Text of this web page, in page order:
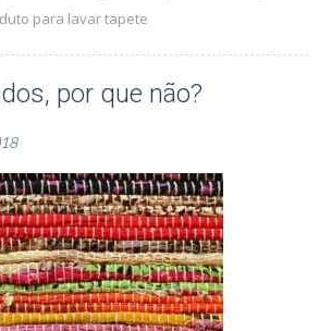
para lavar tapete
por que não?